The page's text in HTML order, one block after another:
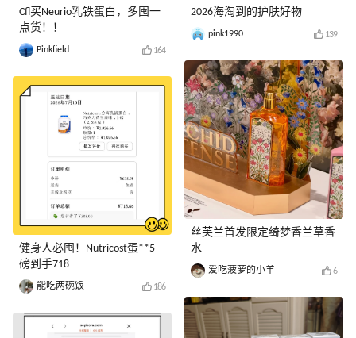
Cfl买Neurio乳铁蛋白，多囤一
点货！！
Pinkfield 164
健身人必囤！Nutricost蛋**5
磅到手718
能吃两碗饭 186
2026海淘到的护肤好物
pink1990 139
丝芙兰首发限定绮梦香兰草香
水
爱吃菠萝的小羊 6